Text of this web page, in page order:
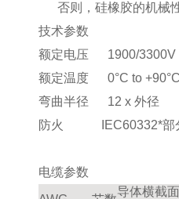
否则，硅橡胶的机械性
技术参数
额定电压 1900/3300V
额定温度 0°C to +90°C
弯曲半径 12 x 外径
防火 IEC60332*部分
电缆参数
导体横截